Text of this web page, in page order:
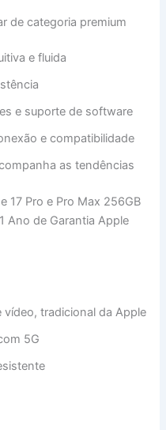
de categoria premium
e fluida
e suporte de software
e compatibilidade
as tendências
17 Pro e Pro Max 256GB
Ano de Garantia Apple
vídeo, tradicional da Apple
5G